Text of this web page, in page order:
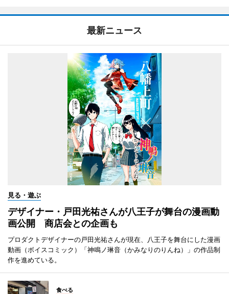
最新ニュース
見る・遊ぶ
デザイナー・戸田光祐さんが八王子が舞台の漫画動
画公開 商店会との企画も
プロダクトデザイナーの戸田光祐さんが現在、八王子を舞台にした漫画
動画（ボイスコミック）「神鳴ノ琳音（かみなりのりんね）」の作品制
作を進めている。
食べる